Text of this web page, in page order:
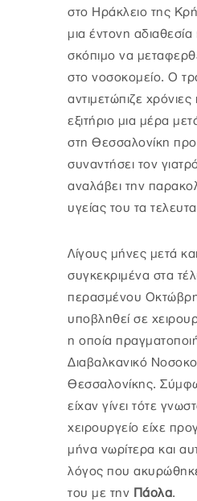
στο Ηράκλειο της
μια έντονη αδιαθεσία
σκόπιμο να
στο νοσοκομείο. Ο
αντιμετώπιζε
εξιτήριο μια μέρα
στη Θεσσαλονίκη
συναντήσει τον
αναλάβει την
υγείας του τα
Λίγους μήνες μετά
συγκεκριμένα στα
περασμένου
υποβληθεί σε
η οποία
Διαβαλκανικό
Θεσσαλονίκης.
είχαν γίνει τότε
χειρουργείο είχε
μήνα νωρίτερα και
λόγος που
του με την Πάολα.